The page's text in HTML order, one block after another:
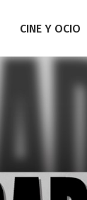
CINE Y OCIO